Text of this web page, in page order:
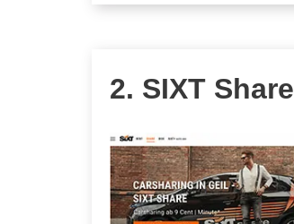
2. SIXT Share